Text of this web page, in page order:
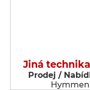
Jiná
Prodej /
Hymmen